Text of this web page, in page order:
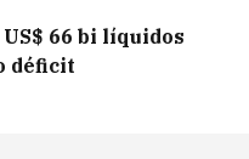
66 bi líquidos
déficit